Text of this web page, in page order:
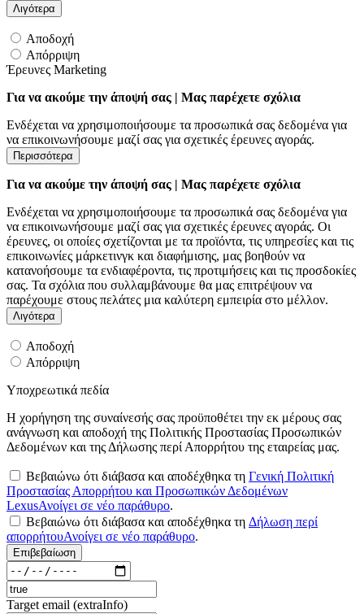
Λιγότερα
Αποδοχή
Απόρριψη
Έρευνες Marketing
Για να ακούμε την άποψή σας | Μας παρέχετε σχόλια
Ενδέχεται να χρησιμοποιήσουμε τα προσωπικά σας δεδομένα για
να επικοινωνήσουμε μαζί σας για σχετικές έρευνες αγοράς.
Περισσότερα
Για να ακούμε την άποψή σας | Μας παρέχετε σχόλια
Ενδέχεται να χρησιμοποιήσουμε τα προσωπικά σας δεδομένα για
να επικοινωνήσουμε μαζί σας για σχετικές έρευνες αγοράς. Οι
έρευνες, οι οποίες σχετίζονται με τα προϊόντα, τις υπηρεσίες και τις
επικοινωνίες μάρκετινγκ και διαφήμισης, μας βοηθούν να
κατανοήσουμε τα ενδιαφέροντα, τις προτιμήσεις και τις προσδοκίες
σας. Τα σχόλια που συλλαμβάνουμε θα μας επιτρέψουν να
παρέχουμε στους πελάτες μια καλύτερη εμπειρία στο μέλλον.
Λιγότερα
Αποδοχή
Απόρριψη
Υποχρεωτικά πεδία
Η χορήγηση της συναίνεσής σας προϋποθέτει την εκ μέρους σας
ανάγνωση και αποδοχή της Πολιτικής Προστασίας Προσωπικών
Δεδομένων και της Δήλωσης περί Απορρήτου της εταιρείας μας.
Βεβαιώνω ότι διάβασα και αποδέχθηκα τη Γενική Πολιτική
Προστασίας Απορρήτου και Προσωπικών Δεδομένων
LexusΑνοίγει σε νέο παράθυρο.
Βεβαιώνω ότι διάβασα και αποδέχθηκα τη Δήλωση περί
απορρήτουΑνοίγει σε νέο παράθυρο.
Επιβεβαίωση
Target email (extraInfo)